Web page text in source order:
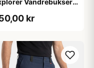
Vandrebukser,
kr